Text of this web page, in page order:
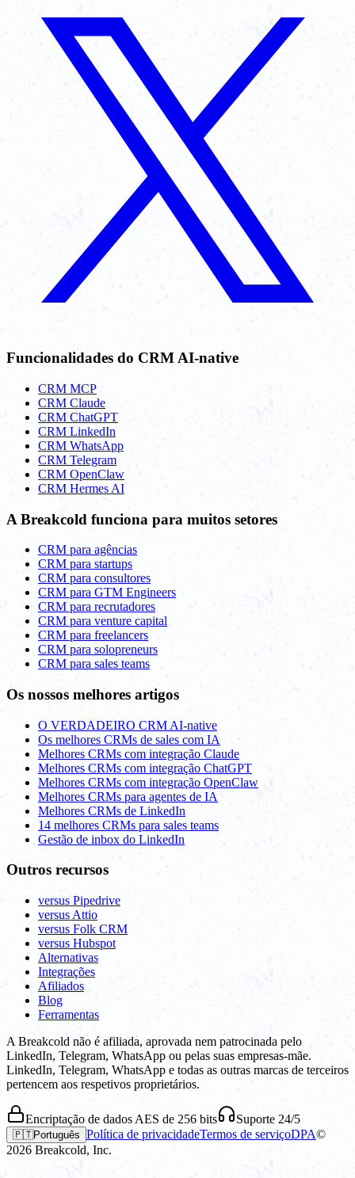
Funcionalidades do CRM AI-native
CRM MCP
CRM Claude
CRM ChatGPT
CRM LinkedIn
CRM WhatsApp
CRM Telegram
CRM OpenClaw
CRM Hermes AI
A Breakcold funciona para muitos setores
CRM para agências
CRM para startups
CRM para consultores
CRM para GTM Engineers
CRM para recrutadores
CRM para venture capital
CRM para freelancers
CRM para solopreneurs
CRM para sales teams
Os nossos melhores artigos
O VERDADEIRO CRM AI-native
Os melhores CRMs de sales com IA
Melhores CRMs com integração Claude
Melhores CRMs com integração ChatGPT
Melhores CRMs com integração OpenClaw
Melhores CRMs para agentes de IA
Melhores CRMs de LinkedIn
14 melhores CRMs para sales teams
Gestão de inbox do LinkedIn
Outros recursos
versus Pipedrive
versus Attio
versus Folk CRM
versus Hubspot
Alternativas
Integrações
Afiliados
Blog
Ferramentas
A Breakcold não é afiliada, aprovada nem patrocinada pelo
LinkedIn, Telegram, WhatsApp ou pelas suas empresas-mãe.
LinkedIn, Telegram, WhatsApp e todas as outras marcas de terceiros
pertencem aos respetivos proprietários.
Encriptação de dados AES de 256 bits Suporte 24/5
🇵🇹Português Política de privacidadeTermos de serviçoDPA©
2026 Breakcold, Inc.